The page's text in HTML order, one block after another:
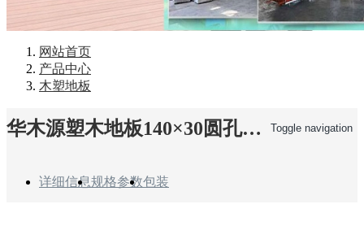
网站首页
产品中心
木塑地板
Toggle navigation
华木源塑木地板140×30圆孔红木色
详细信息规格参数包装